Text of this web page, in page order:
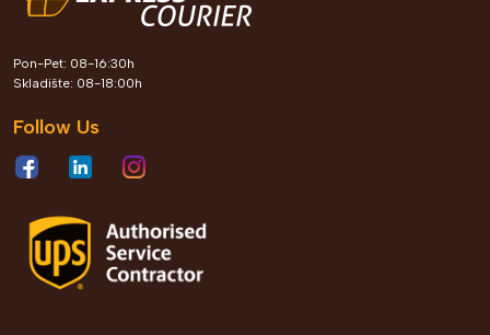
Pon-Pet: 08-16:30h
Skladište: 08-18:00h
Follow Us